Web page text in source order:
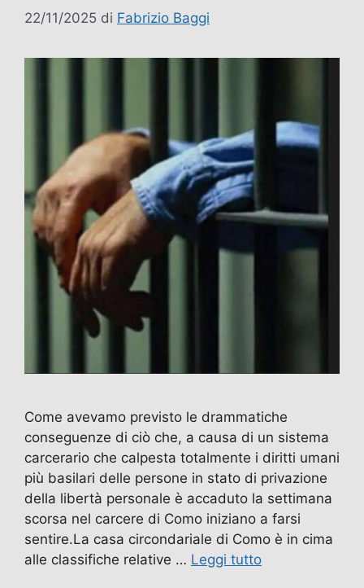
22/11/2025 di Fabrizio Baggi
Come avevamo previsto le drammatiche
conseguenze di ciò che, a causa di un sistema
carcerario che calpesta totalmente i diritti umani
più basilari delle persone in stato di privazione
della libertà personale è accaduto la settimana
scorsa nel carcere di Como iniziano a farsi
sentire.La casa circondariale di Como è in cima
alle classifiche relative … Leggi tutto